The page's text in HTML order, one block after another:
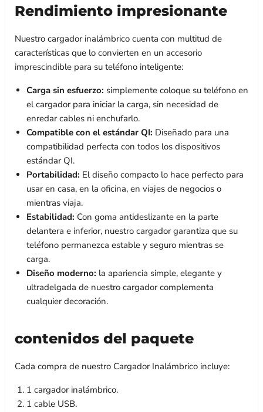
Rendimiento impresionante
Nuestro cargador inalámbrico cuenta con multitud de
características que lo convierten en un accesorio
imprescindible para su teléfono inteligente:
Carga sin esfuerzo: simplemente coloque su teléfono en
el cargador para iniciar la carga, sin necesidad de
enredar cables ni enchufarlo.
Compatible con el estándar QI: Diseñado para una
compatibilidad perfecta con todos los dispositivos
estándar QI.
Portabilidad: El diseño compacto lo hace perfecto para
usar en casa, en la oficina, en viajes de negocios o
mientras viaja.
Estabilidad: Con goma antideslizante en la parte
delantera e inferior, nuestro cargador garantiza que su
teléfono permanezca estable y seguro mientras se
carga.
Diseño moderno: la apariencia simple, elegante y
ultradelgada de nuestro cargador complementa
cualquier decoración.
contenidos del paquete
Cada compra de nuestro Cargador Inalámbrico incluye:
1 cargador inalámbrico.
1 cable USB.